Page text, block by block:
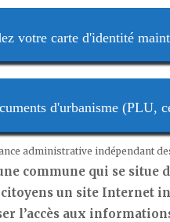
votre carte d'identité
d'urbanisme (PLU,
administrative indépendant
commune qui se situe
citoyens un site Internet
l’accès aux